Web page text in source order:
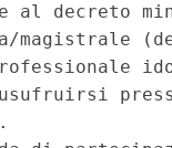
al decreto
magistrale